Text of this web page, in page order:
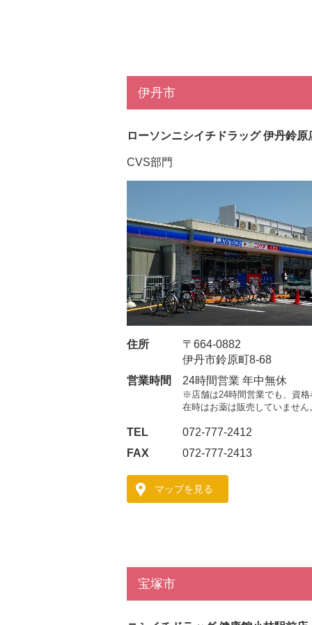
伊丹市
ローソンニシイチドラッグ 伊丹鈴原
CVS部門
住所
〒664-0882
伊丹市鈴原町8-68
営業時間
24時間営業 年中無休
※ 店舗は24時間営業でも、資格
在時はお薬は販売していません
TEL
072-777-2412
FAX
072-777-2413
マップを見る
宝塚市